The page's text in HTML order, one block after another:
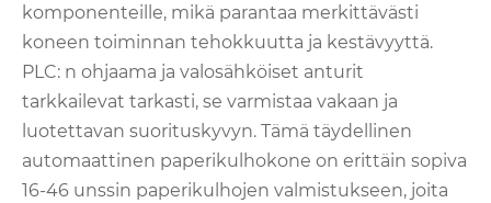
komponenteille, mikä parantaa merkittävästi
koneen toiminnan tehokkuutta ja kestävyyttä.
PLC: n ohjaama ja valosähköiset anturit
tarkkailevat tarkasti, se varmistaa vakaan ja
luotettavan suorituskyvyn. Tämä täydellinen
automaattinen paperikulhokone on erittäin sopiva
16-46 unssin paperikulhojen valmistukseen, joita